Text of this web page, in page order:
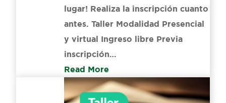
lugar! Realiza la inscripción cuanto
antes. Taller Modalidad Presencial
y virtual Ingreso libre Previa
inscripción…
Read More